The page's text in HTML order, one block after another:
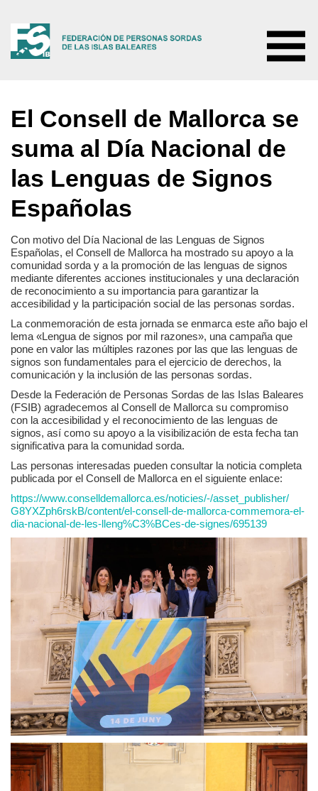
NOTICIAS
CONÓCENOS
Quiénes somos
Misión, visión y valores
Actividades
Documentación
Atención a familias
Servicio de atención social
Interpretación de LS
Servicio de atención psicológica
Formación y educación
FOTOS Y VÍDEOS
COLABORADORES
CONTACTO
Política de privacidad
Política de cookies
Mapa de la Web
Avisos legales
El Consell de Mallorca se
suma al Día Nacional de
las Lenguas de Signos
Españolas
Con motivo del Día Nacional de las Lenguas de Signos
Españolas, el Consell de Mallorca ha mostrado su apoyo a la
comunidad sorda y a la promoción de las lenguas de signos
mediante diferentes acciones institucionales y una declaración
de reconocimiento a su importancia para garantizar la
accesibilidad y la participación social de las personas sordas.
La conmemoración de esta jornada se enmarca este año bajo el
lema «Lengua de signos por mil razones», una campaña que
pone en valor las múltiples razones por las que las lenguas de
signos son fundamentales para el ejercicio de derechos, la
comunicación y la inclusión de las personas sordas.
Desde la Federación de Personas Sordas de las Islas Baleares
(FSIB) agradecemos al Consell de Mallorca su compromiso
con la accesibilidad y el reconocimiento de las lenguas de
signos, así como su apoyo a la visibilización de esta fecha tan
significativa para la comunidad sorda.
Las personas interesadas pueden consultar la noticia completa
publicada por el Consell de Mallorca en el siguiente enlace:
https://www.conselldemallorca.es/noticies/-/asset_publisher/
G8YXZph6rskB/content/el-consell-de-mallorca-commemora-el-
dia-nacional-de-les-lleng%C3%BCes-de-signes/695139